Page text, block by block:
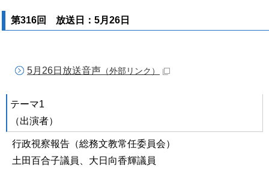
第316回 放送日：5月26日
5月26日放送音声 （外部リンク）
テーマ1
（出演者）
行政視察報告（総務文教常任委員会）
土田百合子議員、大日向香輝議員